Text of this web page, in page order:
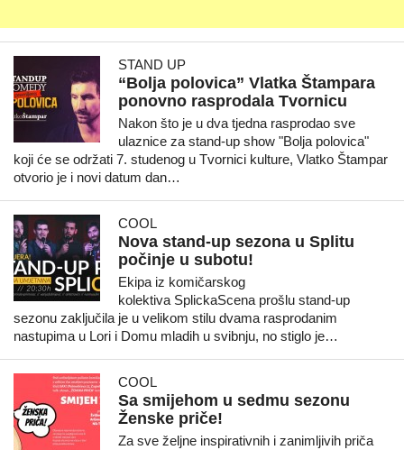
STAND UP
“Bolja polovica” Vlatka Štampara
ponovno rasprodala Tvornicu
Nakon što je u dva tjedna rasprodao sve
ulaznice za stand-up show "Bolja polovica"
koji će se održati 7. studenog u Tvornici kulture, Vlatko Štampar
otvorio je i novi datum dan…
COOL
Nova stand-up sezona u Splitu
počinje u subotu!
Ekipa iz komičarskog
kolektiva SplickaScena prošlu stand-up
sezonu zaključila je u velikom stilu dvama rasprodanim
nastupima u Lori i Domu mladih u svibnju, no stiglo je…
COOL
Sa smijehom u sedmu sezonu
Ženske priče!
Za sve željne inspirativnih i zanimljivih priča